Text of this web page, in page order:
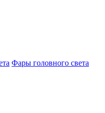
Фары головного света